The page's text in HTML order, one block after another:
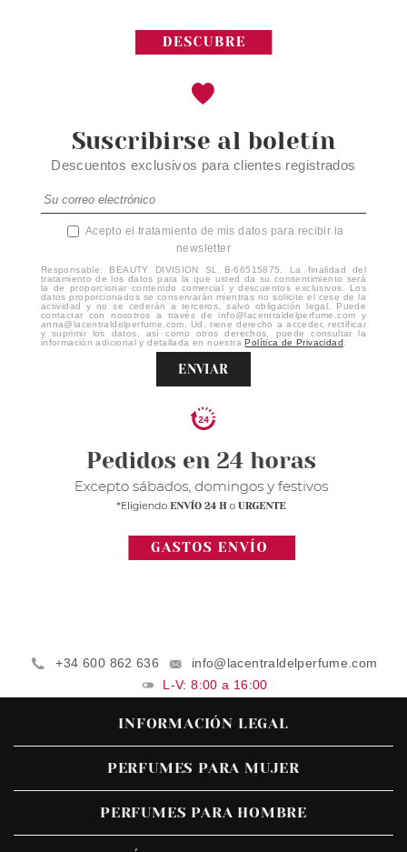
Suscribirse al boletín
Descuentos exclusivos para clientes registrados
Acepto el tratamiento de mis datos para recibir la
newsletter
Responsable: BEAUTY DIVISION SL B-66515875. La finalidad del
tratamiento de los datos para la que usted da su consentimiento será
la de proporcionar contenido comercial y descuentos exclusivos. Los
datos proporcionados se conservarán mientras no solicite el cese de la
actividad y no se cederán a terceros, salvo obligación legal. Puede
contactar con nosotros a través de info@lacentraldelperfume.com y
anna@lacentraldelperfume.com. Ud. tiene derecho a acceder, rectificar
y suprimir los datos, así como otros derechos, puede consultar la
información adicional y detallada en nuestraPolítica de Privacidad
ENVIAR
+34 600 862 636
info@lacentraldelperfume.com
L-V: 8:00 a 16:00
INFORMACIÓN LEGAL
PERFUMES PARA MUJER
PERFUMES PARA HOMBRE